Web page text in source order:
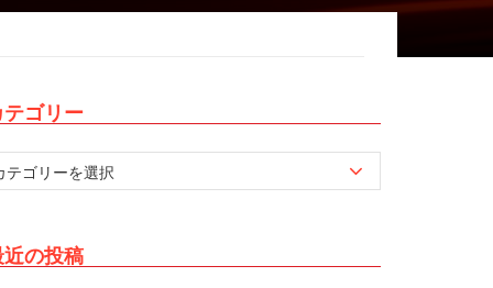
ゴリー
の投稿